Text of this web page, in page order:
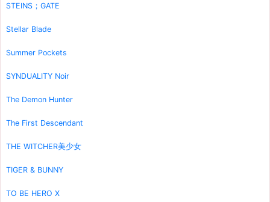
STEINS；GATE
Stellar Blade
Summer Pockets
SYNDUALITY Noir
The Demon Hunter
The First Descendant
THE WITCHER美少女
TIGER & BUNNY
TO BE HERO X